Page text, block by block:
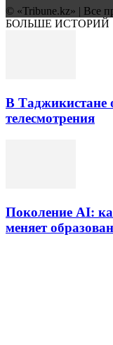
© «Tribune.kz» | Все
БОЛЬШЕ ИСТОРИЙ
В Таджикистане
телесмотрения
Поколение AI:
меняет